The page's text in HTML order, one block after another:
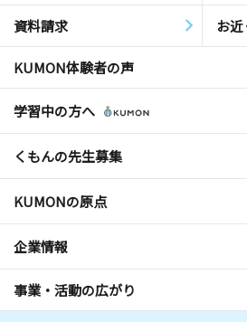
資料請求 お
KUMON体験者の声
学習中の方へ
くもんの先生募集
KUMONの原点
企業情報
事業・活動の広がり